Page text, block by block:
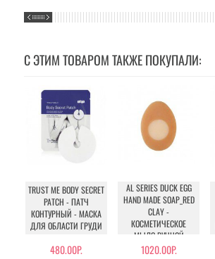
С ЭТИМ ТОВАРОМ ТАКЖЕ ПОКУПАЛИ:
TRUST ME BODY SECRET
PATCH - ПАТЧ
КОНТУРНЫЙ - МАСКА
ДЛЯ ОБЛАСТИ ГРУДИ
480.00Р.
AL SERIES DUCK EGG
HAND MADE SOAP_RED
CLAY -
КОСМЕТИЧЕСКОЕ
МЫЛО РУЧНОЙ
РАБОТЫ
1020.00Р.